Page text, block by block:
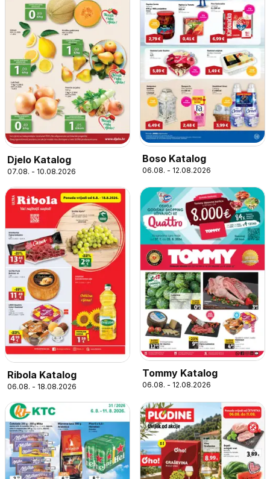
Djelo Katalog
07.08. - 10.08.2026
Boso Katalog
06.08. - 12.08.2026
Ribola Katalog
06.08. - 18.08.2026
Tommy Katalog
06.08. - 12.08.2026